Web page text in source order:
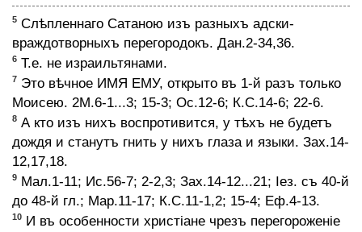
Послѣднiй наборъ людей къ ѢГОВѢ
ДРУГИЕ ЯЗЫКИ
КОНТАКТЫ @
5 Слѣпленнаго Сатаною изъ разныхъ адски-
враждотворныхъ перегородокъ. Дан.2-34,36.
6 Т.е. не израильтянами.
7 Это вѣчное ИМЯ ЕМУ, открыто въ 1-й разъ только
Моисею. 2М.6-1...3; 15-3; Ос.12-6; К.С.14-6; 22-6.
8 А кто изъ нихъ воспротивится, у тѣхъ не будетъ
дождя и станутъ гнить у нихъ глаза и языки. Зах.14-
12,17,18.
9 Мал.1-11; Ис.56-7; 2-2,3; Зах.14-12...21; Iез. съ 40-й
до 48-й гл.; Мар.11-17; К.С.11-1,2; 15-4; Еф.4-13.
10 И въ особенности христiане чрезъ перегороженiе